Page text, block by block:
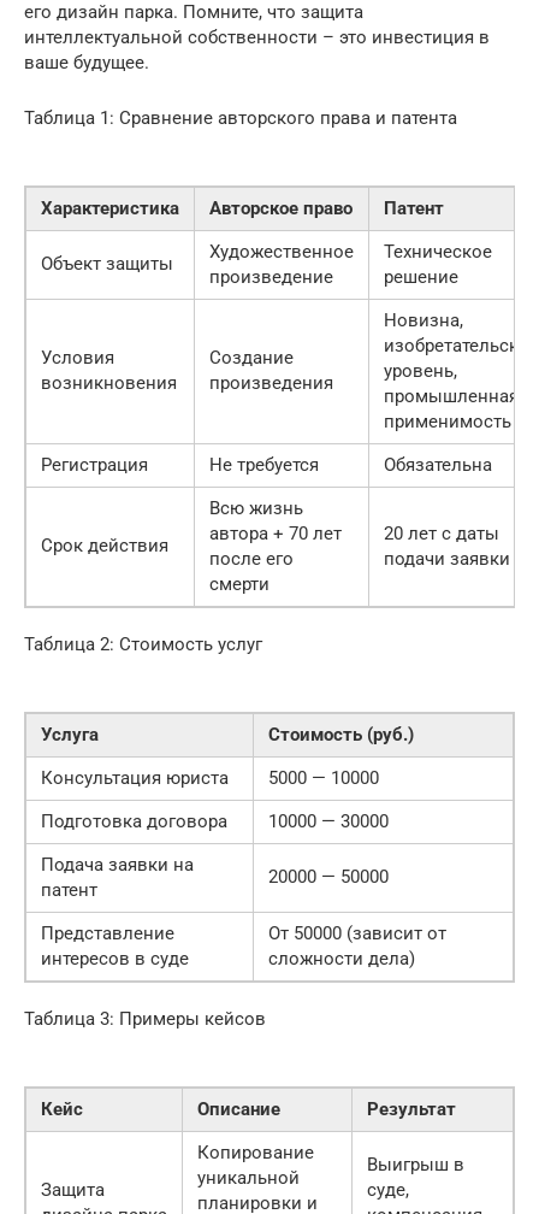
его дизайн парка. Помните, что защита
интеллектуальной собственности – это инвестиция в
ваше будущее.
Таблица 1: Сравнение авторского права и патента
Характеристика Авторское право Патент
Объект защиты
Художественное
произведение
Техническое
решение
Условия
возникновения
Создание
произведения
Новизна,
изобретательский
уровень,
промышленная
применимость
Регистрация
Не требуется Обязательна
Срок действия
Всю жизнь
автора + 70 лет
после его
смерти
20 лет с даты
подачи заявки
Таблица 2: Стоимость услуг
Услуга
Стоимость (руб.)
Консультация юриста
5000 — 10000
Подготовка договора
10000 — 30000
Подача заявки на
патент
20000 — 50000
Представление
интересов в суде
От 50000 (зависит от
сложности дела)
Таблица 3: Примеры кейсов
Кейс Описание Результат
Защита
Копирование
уникальной
планировки и
Выигрыш в
суде,